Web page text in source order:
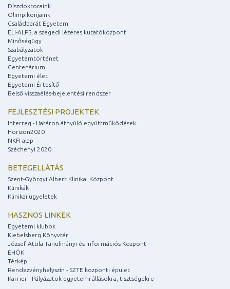
Díszdoktoraink
Olimpikonjaink
Családbarát Egyetem
ELI-ALPS, a szegedi lézeres kutatóközpont
Minőségügy
Szabályzatok
Egyetemtörténet
Centenárium
Egyetemi élet
Egyetemi Értesítő
Belső visszaélés-bejelentési rendszer
FEJLESZTÉSI PROJEKTEK
Interreg - Határon átnyúló együttműködések
Horizon2020
NKFI alap
Széchenyi 2020
BETEGELLÁTÁS
Szent-Györgyi Albert Klinikai Központ
Klinikák
Klinikai ügyeletek
HASZNOS LINKEK
Egyetemi klubok
Klebelsberg Könyvtár
József Attila Tanulmányi és Információs Központ
EHÖK
Térkép
Rendezvényhelyszín - SZTE központi épület
Karrier - Pályázatok egyetemi állásokra, tisztségekre